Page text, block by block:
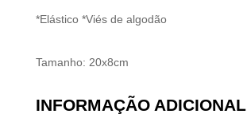
*Elástico *Viés de algodão
Tamanho: 20x8cm
INFORMAÇÃO ADICIONAL